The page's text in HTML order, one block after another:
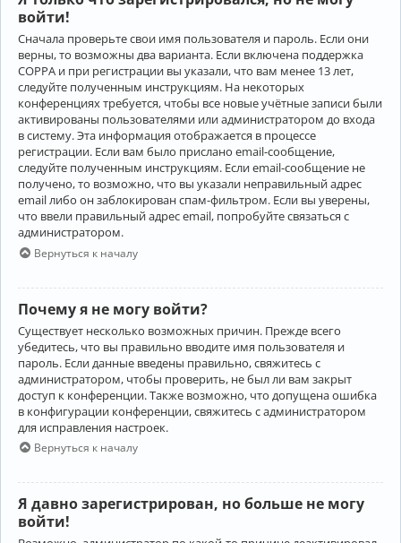
войти!
Сначала проверьте свои имя пользователя и пароль. Если они
верны, то возможны два варианта. Если включена поддержка
COPPA и при регистрации вы указали, что вам менее 13 лет,
следуйте полученным инструкциям. На некоторых
конференциях требуется, чтобы все новые учётные записи были
активированы пользователями или администратором до входа
в систему. Эта информация отображается в процессе
регистрации. Если вам было прислано email-сообщение,
следуйте полученным инструкциям. Если email-сообщение не
получено, то возможно, что вы указали неправильный адрес
email либо он заблокирован спам-фильтром. Если вы уверены,
что ввели правильный адрес email, попробуйте связаться с
администратором.
Вернуться к началу
Почему я не могу войти?
Существует несколько возможных причин. Прежде всего
убедитесь, что вы правильно вводите имя пользователя и
пароль. Если данные введены правильно, свяжитесь с
администратором, чтобы проверить, не был ли вам закрыт
доступ к конференции. Также возможно, что допущена ошибка
в конфигурации конференции, свяжитесь с администратором
для исправления настроек.
Вернуться к началу
Я давно зарегистрирован, но больше не могу
войти!